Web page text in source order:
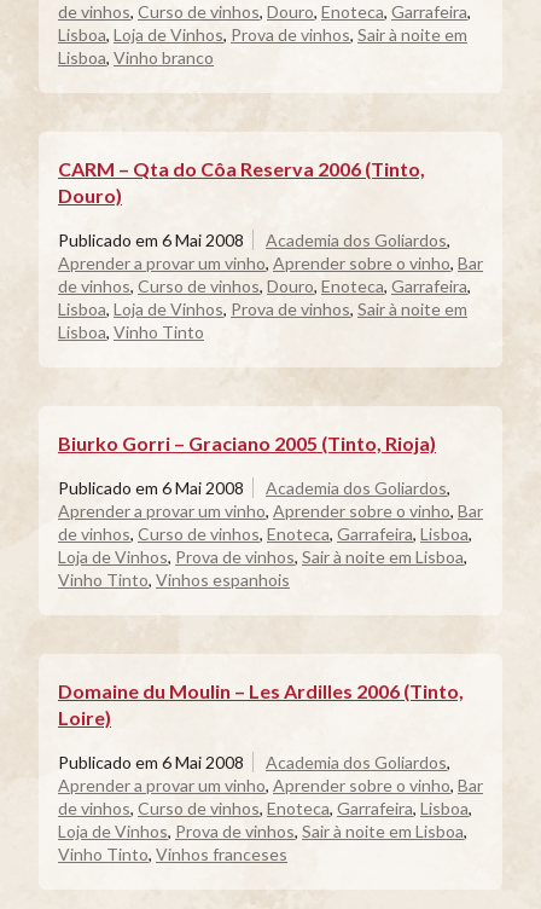
de vinhos, Curso de vinhos, Douro, Enoteca, Garrafeira,
Lisboa, Loja de Vinhos, Prova de vinhos, Sair à noite em
Lisboa, Vinho branco
CARM – Qta do Côa Reserva 2006 (Tinto,
Douro)
Publicado em 6 Mai 2008 Academia dos Goliardos,
Aprender a provar um vinho, Aprender sobre o vinho, Bar
de vinhos, Curso de vinhos, Douro, Enoteca, Garrafeira,
Lisboa, Loja de Vinhos, Prova de vinhos, Sair à noite em
Lisboa, Vinho Tinto
Biurko Gorri – Graciano 2005 (Tinto, Rioja)
Publicado em 6 Mai 2008 Academia dos Goliardos,
Aprender a provar um vinho, Aprender sobre o vinho, Bar
de vinhos, Curso de vinhos, Enoteca, Garrafeira, Lisboa,
Loja de Vinhos, Prova de vinhos, Sair à noite em Lisboa,
Vinho Tinto, Vinhos espanhois
Domaine du Moulin – Les Ardilles 2006 (Tinto,
Loire)
Publicado em 6 Mai 2008 Academia dos Goliardos,
Aprender a provar um vinho, Aprender sobre o vinho, Bar
de vinhos, Curso de vinhos, Enoteca, Garrafeira, Lisboa,
Loja de Vinhos, Prova de vinhos, Sair à noite em Lisboa,
Vinho Tinto, Vinhos franceses